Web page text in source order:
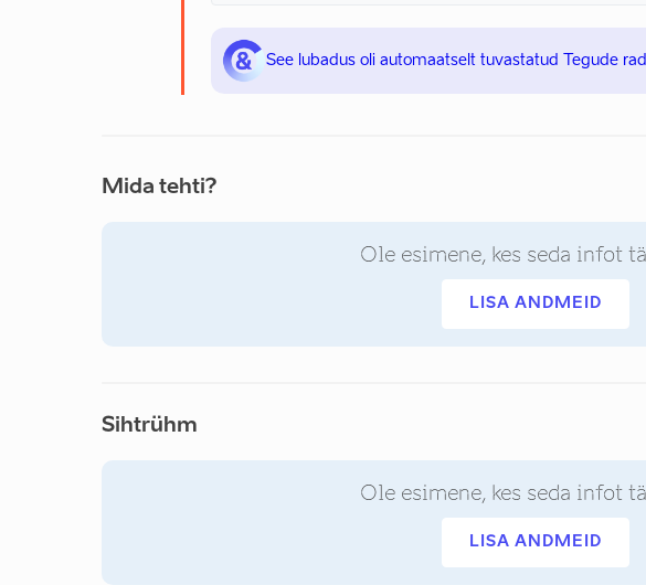
See lubadus oli automaatselt tuvastatud Tegude
Mida tehti?
Ole esimene, kes seda infot
LISA ANDMEID
Sihtrühm
Ole esimene, kes seda infot
LISA ANDMEID